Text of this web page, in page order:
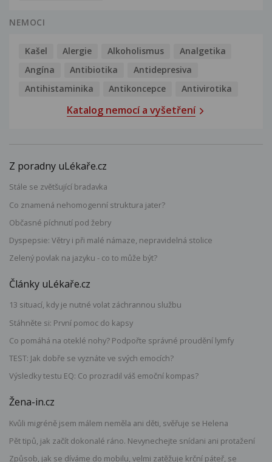
NEMOCI
Kašel Alergie Alkoholismus
Analgetika
Angína
Antibiotika
Antidepresiva
Antihistaminika
Antikoncepce Antivirotika
Katalog nemocí a vyšetření
Z poradny uLékaře.cz
Stále se zvětšující bradavka
Co znamená nehomogenní struktura jater?
Občasné píchnutí pod žebry
Dyspepsie: Větry i při malé námaze, nepravidelná stolice
Zelený povlak na jazyku - co to může být?
Články uLékaře.cz
13 situací, kdy je nutné volat záchrannou službu
Stáhněte si: První pomoc do kapsy
Co pomáhá na oteklé nohy? Podpořte správné proudění lymfy
TEST: Jak dobře se vyznáte ve svých emocích?
Výsledky testu EQ: Co prozradil váš emoční kompas?
Žena-in.cz
Kvůli migréně jsem málem neměla ani děti, svěřuje se Helena
Pět tipů, jak začít dokonalé ráno. Nevynechejte snídani ani protažení
Způsob, jak se díváme do mobilu, velmi zatěžuje krční páteř, se